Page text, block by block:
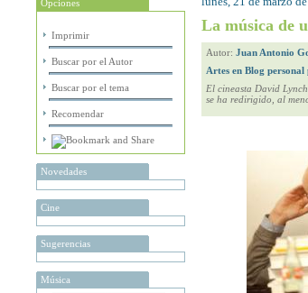
Opciones
Imprimir
Buscar por el Autor
Buscar por el tema
Recomendar
Novedades
Cine
Sugerencias
Música
Recomendar
Su nombre Completo
La música de
Autor: Juan Antonio
Artes en Blog personal
El cineasta David
se ha redirigido, al